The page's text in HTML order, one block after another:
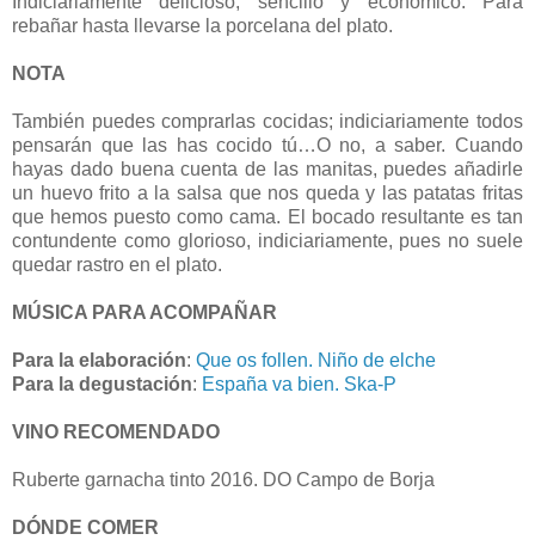
rebañar hasta llevarse la porcelana del plato.
NOTA
También puedes comprarlas cocidas; indiciariamente todos
pensarán que las has cocido tú…O no, a saber. Cuando
hayas dado buena cuenta de las manitas, puedes añadirle
un huevo frito a la salsa que nos queda y las patatas fritas
que hemos puesto como cama. El bocado resultante es tan
contundente como glorioso, indiciariamente, pues no suele
quedar rastro en el plato.
MÚSICA PARA ACOMPAÑAR
Para la elaboración: Que os follen. Niño de elche
Para la degustación: España va bien. Ska-P
VINO RECOMENDADO
Ruberte garnacha tinto 2016. DO Campo de Borja
DÓNDE COMER